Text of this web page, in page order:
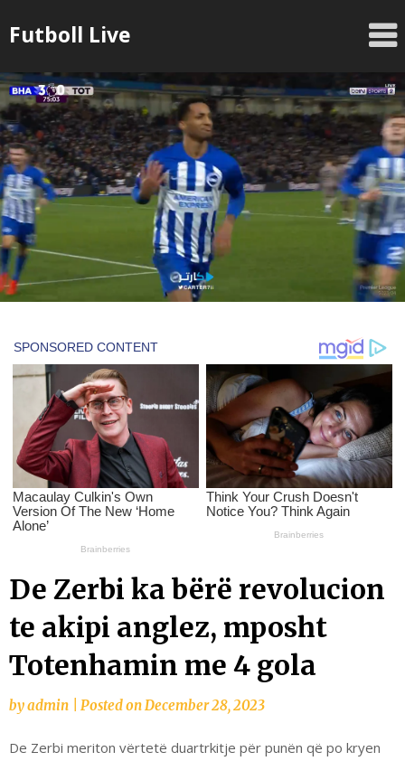
toFutboll Live
De Zerbi ka bërë revolucion
te akipi anglez, mposht
Totenhamin me 4 gola
byadmin Posted onDecember 28, 2023
De Zerbi meriton vërtetë duartrkitje për punën që po kryen